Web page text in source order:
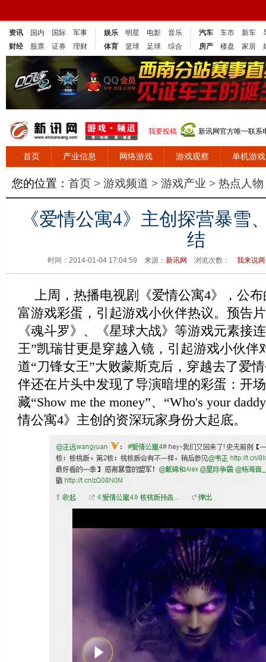
资讯 国内 国际
军事
财经
股票 证券 理财
娱乐 明星 电影
音乐
体育
篮球 足球 综合
汽车 车市 新车
房产
楼盘 家居
我要投稿 新讯网官方唯一联
首页 产业信息 网络游戏 游戏观察 单机游戏
您的位置： 首页 > 游戏频道 > 游戏产业 > 热点人物
《爱情公寓4》主创探营暴雪
结
时间：2014-01-04 17:04:59 来源： 新讯网 浏览次数： 我来说
上周，热播电视剧《爱情公寓4》，公
富游戏彩蛋，引起游戏小伙伴热议。预告
《魂斗罗》、《星球大战》等游戏元素接
王”凯瑞甘更是穿越入镜，引起游戏小伙伴
道“刀锋女王”大败蒙斯克后，穿越去了爱
伴还在片头中发现了导演暗埋的彩蛋：开
藏“Show me the money”、“Who's your
情公寓4》主创的资深玩家身份大起底。